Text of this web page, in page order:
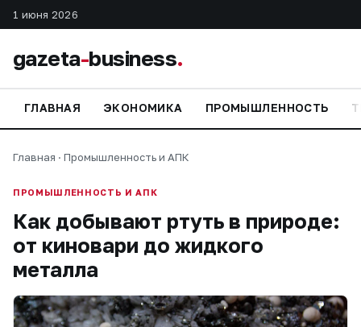
1 июня 2026
gazeta-business.
ГЛАВНАЯ ЭКОНОМИКА ПРОМЫШЛЕННОСТЬ
Главная · Промышленность и АПК
ПРОМЫШЛЕННОСТЬ И АПК
Как добывают ртуть в природе:
от киновари до жидкого
металла